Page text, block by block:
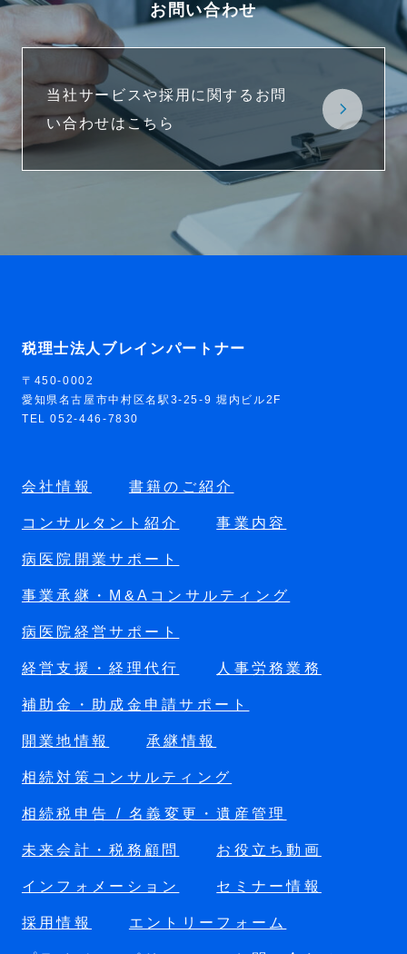
お問い合わせ
当社サービスや採用に関するお問
い合わせはこちら
税理士法人ブレインパートナー
〒450-0002
愛知県名古屋市中村区名駅3-25-9 堀内ビル2F
TEL 052-446-7830
会社情報 書籍のご紹介
コンサルタント紹介 事業内容
病医院開業サポート
事業承継・M&Aコンサルティング
病医院経営サポート
経営支援・経理代行 人事労務業務
補助金・助成金申請サポート
開業地情報 承継情報
相続対策コンサルティング
相続税申告 / 名義変更・遺産管理
未来会計・税務顧問 お役立ち動画
インフォメーション セミナー情報
採用情報 エントリーフォーム